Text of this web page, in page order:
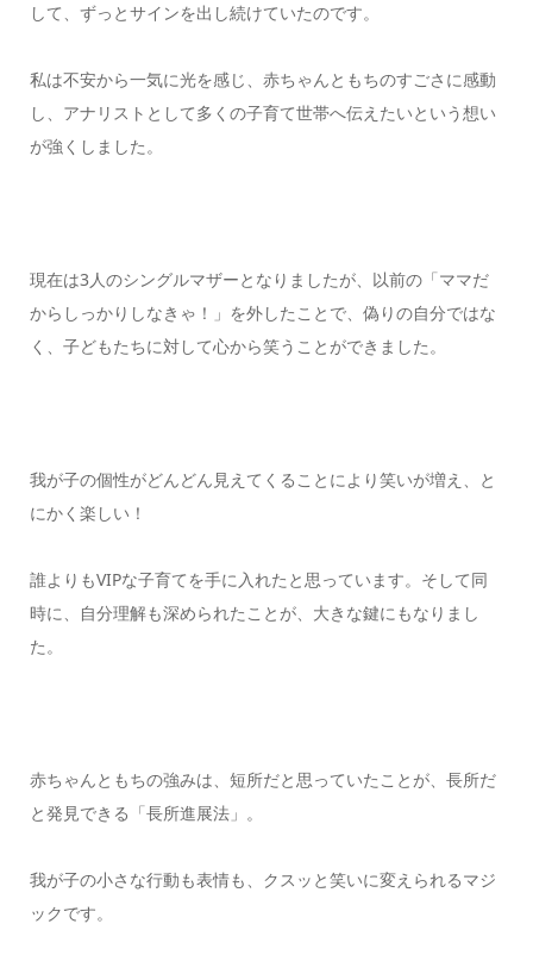
して、ずっとサインを出し続けていたのです。
私は不安から一気に光を感じ、赤ちゃんともちのすごさに感動
し、アナリストとして多くの子育て世帯へ伝えたいという想い
が強くしました。
現在は3人のシングルマザーとなりましたが、以前の「ママだ
からしっかりしなきゃ！」を外したことで、偽りの自分ではな
く、子どもたちに対して心から笑うことができました。
我が子の個性がどんどん見えてくることにより笑いが増え、と
にかく楽しい！
誰よりもVIPな子育てを手に入れたと思っています。そして同
時に、自分理解も深められたことが、大きな鍵にもなりまし
た。
赤ちゃんともちの強みは、短所だと思っていたことが、長所だ
と発見できる「長所進展法」。
我が子の小さな行動も表情も、クスッと笑いに変えられるマジ
ックです。